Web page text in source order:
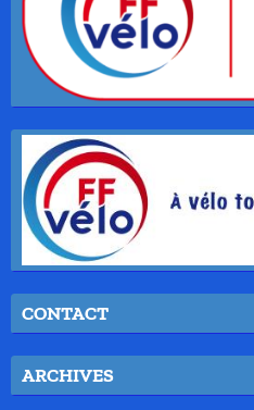
CONTACT
ARCHIVES